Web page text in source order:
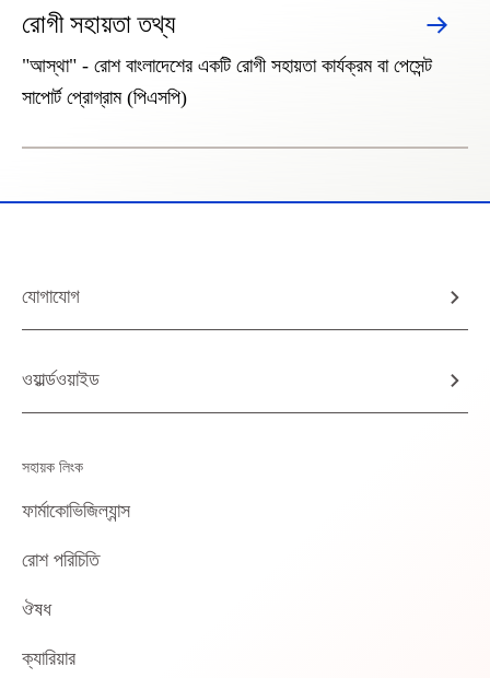
রোগী সহায়তা তথ্য
"আস্থা" - রোশ বাংলাদেশের একটি রোগী সহায়তা কার্যক্রম বা পেসেন্ট
সাপোর্ট প্রোগ্রাম (পিএসপি)
যোগাযোগ
ওয়ার্ল্ডওয়াইড
সহায়ক লিংক
ফার্মাকোভিজিল্যান্স
রোশ পরিচিতি
ঔষধ
ক্যারিয়ার